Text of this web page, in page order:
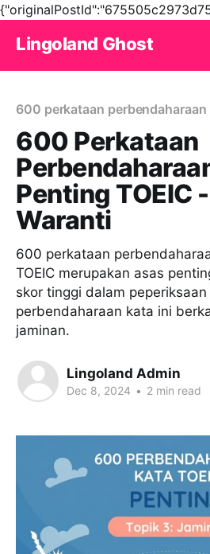
Lingoland Ghost
600 perkataan perbendaharaan
600 Perkataan
Penting TOEIC
Waranti
600 perkataan
TOEIC merupakan asas
skor tinggi dalam peperiksaan
perbendaharaan kata ini
jaminan.
Lingoland Admin
Dec 8, 2024 • 2 min read